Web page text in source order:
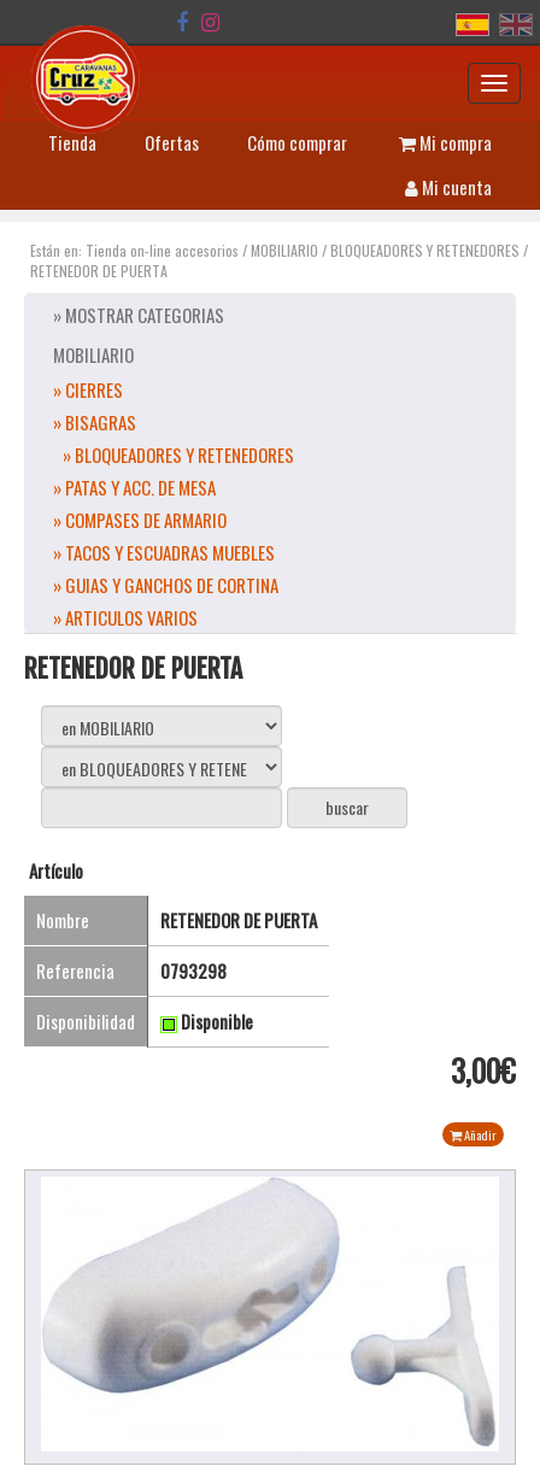
Tienda Ofertas Cómo comprar
Mi compra
Mi cuenta
Están en: Tienda on-line accesorios /MOBILIARIO /BLOQUEADORES Y RETENEDORES /
RETENEDOR DE PUERTA
» MOSTRAR CATEGORIAS
MOBILIARIO
» CIERRES
» BISAGRAS
» BLOQUEADORES Y RETENEDORES
» PATAS Y ACC. DE MESA
» COMPASES DE ARMARIO
» TACOS Y ESCUADRAS MUEBLES
» GUIAS Y GANCHOS DE CORTINA
» ARTICULOS VARIOS
RETENEDOR DE PUERTA
Artículo
Nombre
RETENEDOR DE PUERTA
Referencia
0793298
Disponibilidad
Disponible
3,00€
Añadir